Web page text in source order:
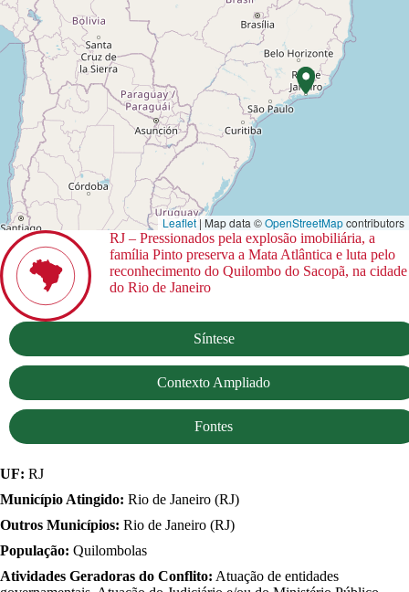
Leaflet | Map data ©OpenStreetMapcontributors
RJ – Pressionados pela explosão imobiliária, a
família Pinto preserva a Mata Atlântica e luta pelo
reconhecimento do Quilombo do Sacopã, na cidade
do Rio de Janeiro
Síntese
Contexto Ampliado
Fontes
UF: RJ
Município Atingido: Rio de Janeiro (RJ)
Outros Municípios: Rio de Janeiro (RJ)
População: Quilombolas
Atividades Geradoras do Conflito: Atuação de entidades